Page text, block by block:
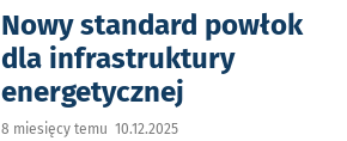
Nowy standard powłok
dla infrastruktury
energetycznej
8 miesięcy temu 10.12.2025